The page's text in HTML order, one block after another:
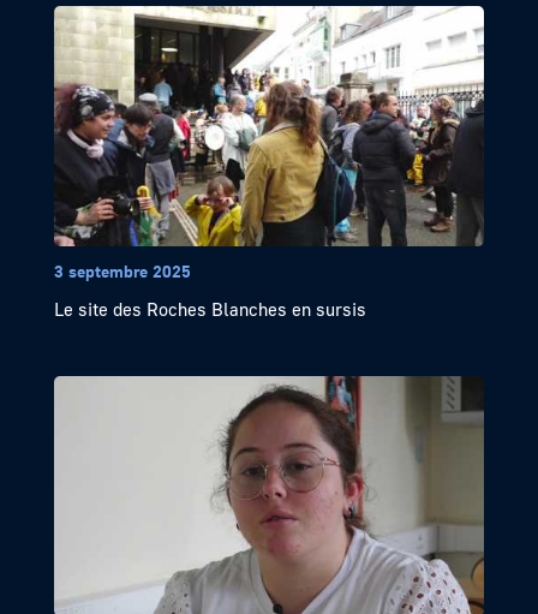
3 septembre 2025
Le site des Roches Blanches en sursis